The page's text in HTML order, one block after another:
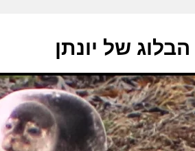
הבלוג של יונתן